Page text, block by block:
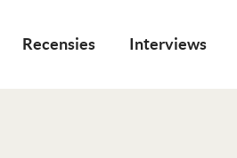
Recensies Interviews